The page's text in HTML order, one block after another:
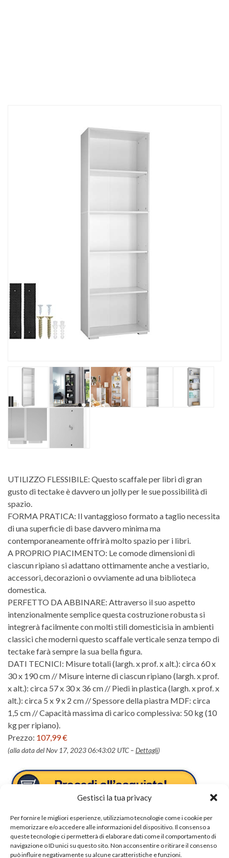
Gestisci la tua privacy
Per fornire le migliori esperienze, utilizziamo tecnologie come i cookie per
memorizzare e/o accedere alle informazioni del dispositivo. Il consenso a
queste tecnologie ci permetterà di elaborare dati come il comportamento di
navigazione o ID unici su questo sito. Non acconsentire o ritirare il consenso
può influire negativamente su alcune caratteristiche e funzioni.
UTILIZZO FLESSIBILE: Questo scaffale per libri di gran
gusto di tectake è davvero un jolly per le sue possibilità di
spazio.
FORMA PRATICA: Il vantaggioso formato a taglio necessita
di una superficie di base davvero minima ma
contemporaneamente offrirà molto spazio per i libri.
A PROPRIO PIACIMENTO: Le comode dimensioni di
ciascun ripiano si adattano ottimamente anche a vestiario,
accessori, decorazioni o ovviamente ad una biblioteca
domestica.
PERFETTO DA ABBINARE: Attraverso il suo aspetto
intenzionalmente semplice questa costruzione robusta si
integrerà facilmente con molti stili domesticisia in ambienti
classici che moderni questo scaffale verticale senza tempo di
tectake farà sempre la sua bella figura.
DATI TECNICI: Misure totali (largh. x prof. x alt.): circa 60 x
30 x 190 cm // Misure interne di ciascun ripiano (largh. x prof.
x alt.): circa 57 x 30 x 36 cm // Piedi in plastica (largh. x prof. x
alt.): circa 5 x 9 x 2 cm // Spessore della piastra MDF: circa
1,5 cm // Capacità massima di carico complessiva: 50 kg (10
kg per ripiano).
Prezzo: 107,99 €
(alla data del Nov 17, 2023 06:43:02 UTC – Dettagli)